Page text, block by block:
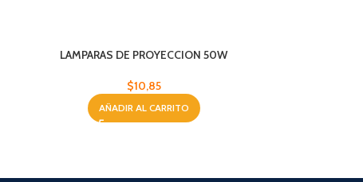
LAMPARAS DE PROYECCION 50W
$10,85
AÑADIR AL CARRITO